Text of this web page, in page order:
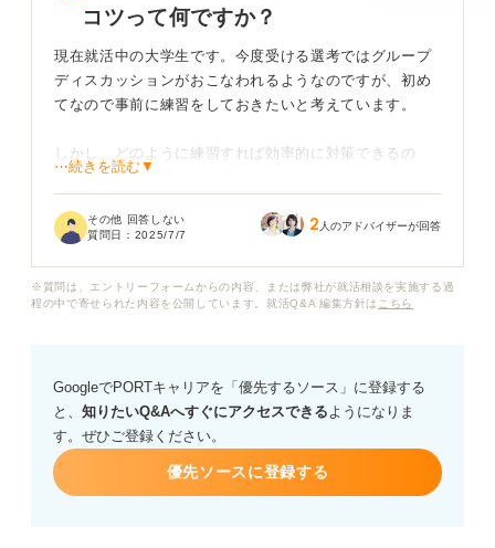
コツって何ですか？
現在就活中の大学生です。今度受ける選考ではグループ
ディスカッションがおこなわれるようなのですが、初め
てなので事前に練習をしておきたいと考えています。
しかし、どのように練習すれば効率的に対策できるの
か、具体的な方法がわかりません。
グループディスカッションの練習として、皆さんが思う
か、メリットやデメリットも教えてほしいです。
さい。よろしくお願いします！
⋯続きを読む▼
その他 回答しない
質問日： 2025/7/7 2 人のアドバイザーが回答
※質問は、エントリーフォームからの内容、または弊社が就活相談を実施する過
程の中で寄せられた内容を公開しています。就活Q&A 編集方針は こちら
GoogleでPORTキャリアを「優先するソース」に登録する
と、 知りたいQ&Aへすぐにアクセスできるようになりま
す。ぜひご登録ください。
優先ソースに登録する